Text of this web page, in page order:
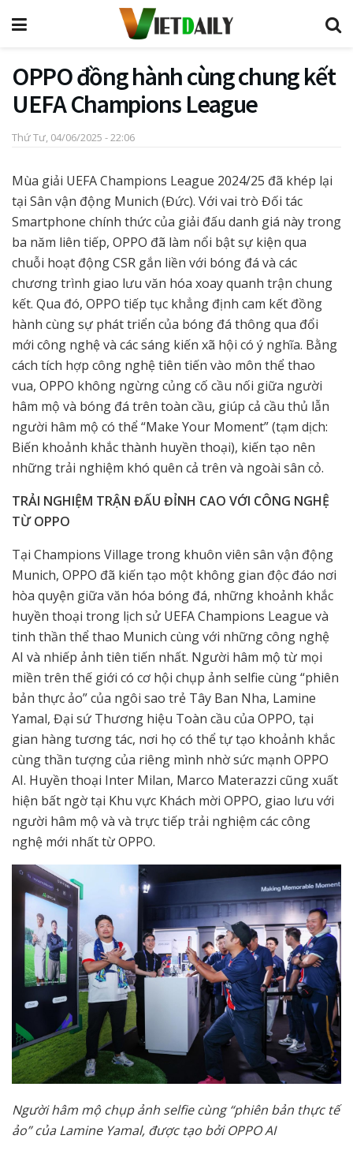
OPPO đồng hành cùng chung kết
UEFA Champions League
Thứ Tư, 04/06/2025 - 22:06
Mùa giải UEFA Champions League 2024/25 đã khép lại
tại Sân vận động Munich (Đức). Với vai trò Đối tác
Smartphone chính thức của giải đấu danh giá này trong
ba năm liên tiếp, OPPO đã làm nổi bật sự kiện qua
chuỗi hoạt động CSR gắn liền với bóng đá và các
chương trình giao lưu văn hóa xoay quanh trận chung
kết. Qua đó, OPPO tiếp tục khẳng định cam kết đồng
hành cùng sự phát triển của bóng đá thông qua đổi
mới công nghệ và các sáng kiến xã hội có ý nghĩa. Bằng
cách tích hợp công nghệ tiên tiến vào môn thể thao
vua, OPPO không ngừng củng cố cầu nối giữa người
hâm mộ và bóng đá trên toàn cầu, giúp cả cầu thủ lẫn
người hâm mộ có thể “Make Your Moment” (tạm dịch:
Biến khoảnh khắc thành huyền thoại), kiến tạo nên
những trải nghiệm khó quên cả trên và ngoài sân cỏ.
TRẢI NGHIỆM TRẬN ĐẤU ĐỈNH CAO VỚI CÔNG NGHỆ
TỪ OPPO
Tại Champions Village trong khuôn viên sân vận động
Munich, OPPO đã kiến tạo một không gian độc đáo nơi
hòa quyện giữa văn hóa bóng đá, những khoảnh khắc
huyền thoại trong lịch sử UEFA Champions League và
tinh thần thể thao Munich cùng với những công nghệ
AI và nhiếp ảnh tiên tiến nhất. Người hâm mộ từ mọi
miền trên thế giới có cơ hội chụp ảnh selfie cùng “phiên
bản thực ảo” của ngôi sao trẻ Tây Ban Nha, Lamine
Yamal, Đại sứ Thương hiệu Toàn cầu của OPPO, tại
gian hàng tương tác, nơi họ có thể tự tạo khoảnh khắc
cùng thần tượng của riêng mình nhờ sức mạnh OPPO
AI. Huyền thoại Inter Milan, Marco Materazzi cũng xuất
hiện bất ngờ tại Khu vực Khách mời OPPO, giao lưu với
người hâm mộ và và trực tiếp trải nghiệm các công
nghệ mới nhất từ OPPO.
Người hâm mộ chụp ảnh selfie cùng “phiên bản thực tế
ảo” của Lamine Yamal, được tạo bởi OPPO AI